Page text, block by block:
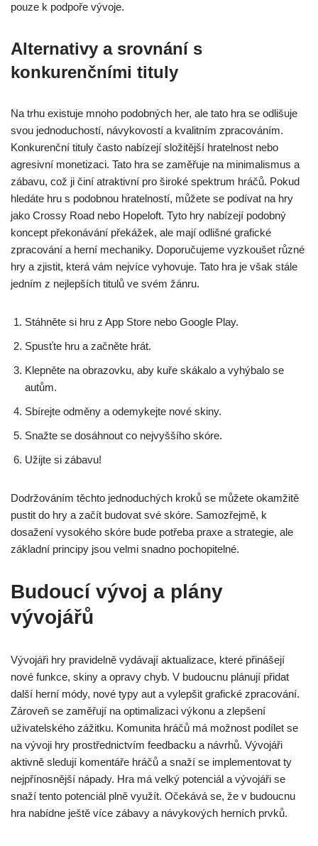
pouze k podpoře vývoje.
Alternativy a srovnání s
konkurenčními tituly
Na trhu existuje mnoho podobných her, ale tato hra se odlišuje
svou jednoduchostí, návykovostí a kvalitním zpracováním.
Konkurenční tituly často nabízejí složitější hratelnost nebo
agresivní monetizaci. Tato hra se zaměřuje na minimalismus a
zábavu, což ji činí atraktivní pro široké spektrum hráčů. Pokud
hledáte hru s podobnou hratelností, můžete se podívat na hry
jako Crossy Road nebo Hopeloft. Tyto hry nabízejí podobný
koncept překonávání překážek, ale mají odlišné grafické
zpracování a herní mechaniky. Doporučujeme vyzkoušet různé
hry a zjistit, která vám nejvíce vyhovuje. Tato hra je však stále
jedním z nejlepších titulů ve svém žánru.
Stáhněte si hru z App Store nebo Google Play.
Spusťte hru a začněte hrát.
Klepněte na obrazovku, aby kuře skákalo a vyhýbalo se
autům.
Sbírejte odměny a odemykejte nové skiny.
Snažte se dosáhnout co nejvyššího skóre.
Užijte si zábavu!
Dodržováním těchto jednoduchých kroků se můžete okamžitě
pustit do hry a začít budovat své skóre. Samozřejmě, k
dosažení vysokého skóre bude potřeba praxe a strategie, ale
základní principy jsou velmi snadno pochopitelné.
Budoucí vývoj a plány
vývojářů
Vývojáři hry pravidelně vydávají aktualizace, které přinášejí
nové funkce, skiny a opravy chyb. V budoucnu plánují přidat
další herní módy, nové typy aut a vylepšit grafické zpracování.
Zároveň se zaměřují na optimalizaci výkonu a zlepšení
uživatelského zážitku. Komunita hráčů má možnost podílet se
na vývoji hry prostřednictvím feedbacku a návrhů. Vývojáři
aktivně sledují komentáře hráčů a snaží se implementovat ty
nejpřínosnější nápady. Hra má velký potenciál a vývojáři se
snaží tento potenciál plně využít. Očekává se, že v budoucnu
hra nabídne ještě více zábavy a návykových herních prvků.